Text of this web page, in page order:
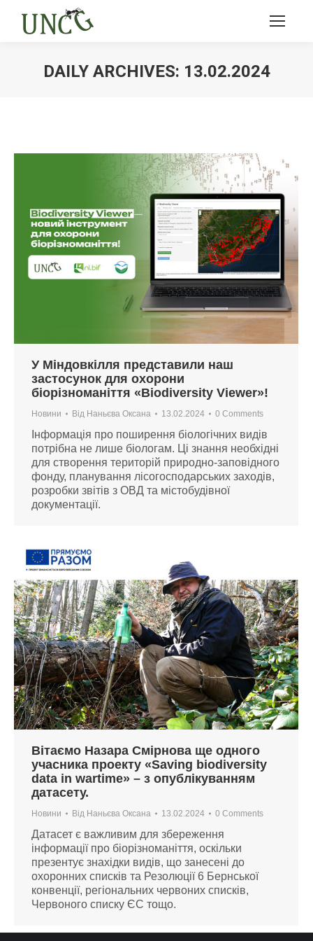
DAILY ARCHIVES: 13.02.2024
У Міндовкілля представили наш
застосунок для охорони
біорізноманіття «Biodiversity Viewer»!
Новини Від Наньєва Оксана 13.02.2024 0 Comments
Інформація про поширення біологічних видів
потрібна не лише біологам. Ці знання необхідні
для створення територій природно-заповідного
фонду, планування лісогосподарських заходів,
розробки звітів з ОВД та містобудівної
документації.
Вітаємо Назара Смірнова ще одного
учасника проекту «Saving biodiversity
data in wartime» – з опублікуванням
датасету.
Новини Від Наньєва Оксана 13.02.2024 0 Comments
Датасет є важливим для збереження
інформації про біорізноманіття, оскільки
презентує знахідки видів, що занесені до
охоронних списків та Резолюції 6 Бернської
конвенції, регіональних червоних списків,
Червоного списку ЄС тощо.